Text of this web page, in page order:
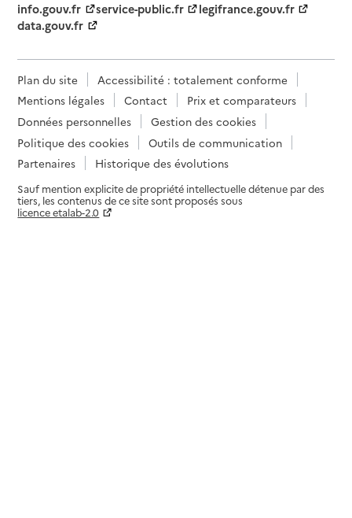
info.gouv.fr
service-public.fr
legifrance.gouv.fr
data.gouv.fr
Plan du site
Accessibilité : totalement conforme
Mentions légales
Contact
Prix et comparateurs
Données personnelles
Gestion des cookies
Politique des cookies
Outils de communication
Partenaires
Historique des évolutions
Sauf mention explicite de propriété intellectuelle détenue par des
tiers, les contenus de ce site sont proposés sous
licence etalab-2.0